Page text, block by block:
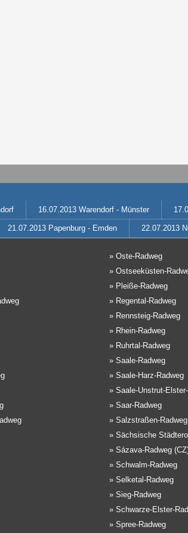
16.07.2013 Warendorf - Münster
21.07.2013 Papenburg - Emden 22.07.2013
» Oste-Radweg
» Ostseeküsten-
» Pleiße-Radweg
» Regental-Radweg
» Rennsteig-Radweg
» Rhein-Radweg
» Ruhrtal-Radweg
» Saale-Radweg
» Saale-Harz-Radweg
» Saale-Unstrut-
» Saar-Radweg
» Salzstraßen-Radweg
» Sächsische
» Sázava-Radweg
» Schwalm-Radweg
» Selketal-Radweg
» Sieg-Radweg
» Schwarze-Elster-
» Spree-Radweg